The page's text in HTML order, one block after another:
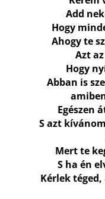
Add
Hogy
Ahogy te
Azt
Hogy
Abban is
Egészen
S azt
Mert te
S ha én
Kérlek